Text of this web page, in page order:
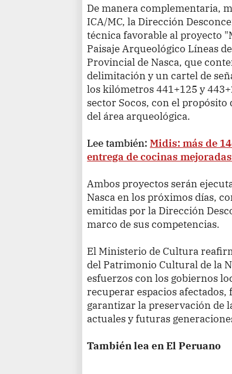
De manera complementaria,
ICA/MC, la Dirección
técnica favorable al proyecto
Paisaje Arqueológico Líneas
Provincial de Nasca, que
delimitación y un cartel de
los kilómetros 441+125 y
sector Socos, con el
del área arqueológica.
Lee también: Midis: más de
entrega de cocinas
Ambos proyectos serán
Nasca en los próximos días,
emitidas por la Dirección
marco de sus competencias.
El Ministerio de Cultura
del Patrimonio Cultural de la
esfuerzos con los gobiernos
recuperar espacios
garantizar la preservación de
actuales y futuras
También lea en El Peruano